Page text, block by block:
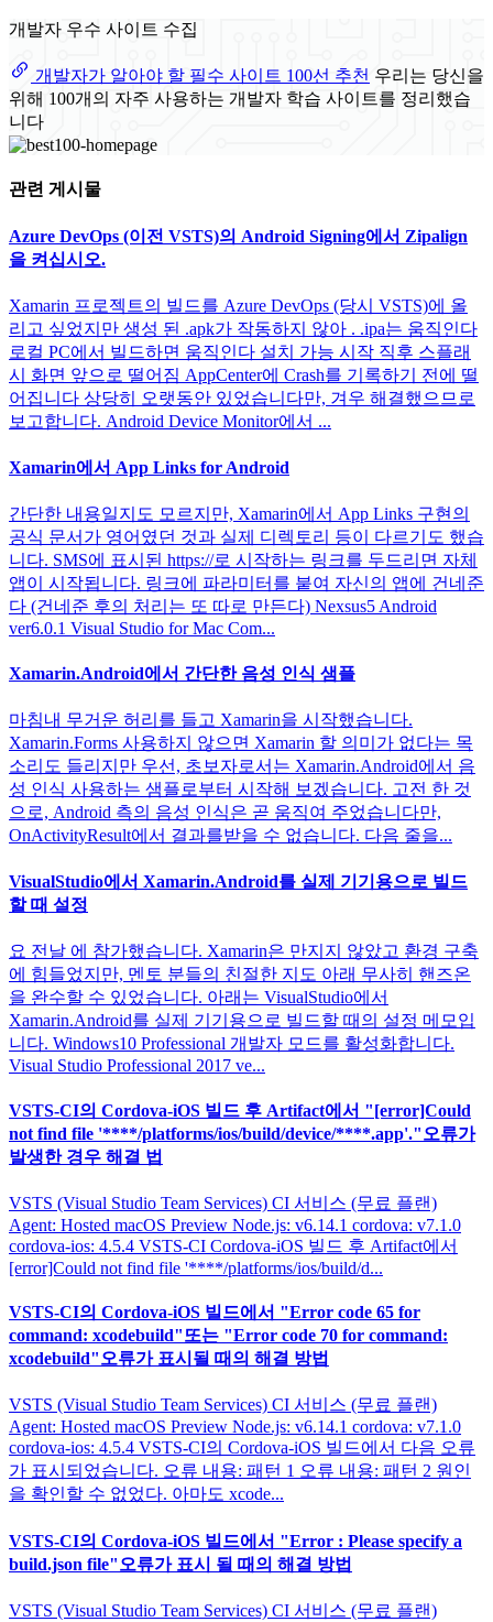
개발자 우수 사이트 수집
개발자가 알아야 할 필수 사이트 100선 추천 우리는 당신을
위해 100개의 자주 사용하는 개발자 학습 사이트를 정리했습
니다
관련 게시물
Azure DevOps (이전 VSTS)의 Android Signing에서 Zipalign
을 켜십시오.
Xamarin 프로젝트의 빌드를 Azure DevOps (당시 VSTS)에 올
리고 싶었지만 생성 된 .apk가 작동하지 않아 . .ipa는 움직인다
로컬 PC에서 빌드하면 움직인다 설치 가능 시작 직후 스플래
시 화면 앞으로 떨어짐 AppCenter에 Crash를 기록하기 전에 떨
어집니다 상당히 오랫동안 있었습니다만, 겨우 해결했으므로
보고합니다. Android Device Monitor에서 ...
Xamarin에서 App Links for Android
간단한 내용일지도 모르지만, Xamarin에서 App Links 구현의
공식 문서가 영어였던 것과 실제 디렉토리 등이 다르기도 했습
니다. SMS에 표시된 https://로 시작하는 링크를 두드리면 자체
앱이 시작됩니다. 링크에 파라미터를 붙여 자신의 앱에 건네준
다 (건네준 후의 처리는 또 따로 만든다) Nexsus5 Android
ver6.0.1 Visual Studio for Mac Com...
Xamarin.Android에서 간단한 음성 인식 샘플
마침내 무거운 허리를 들고 Xamarin을 시작했습니다.
Xamarin.Forms 사용하지 않으면 Xamarin 할 의미가 없다는 목
소리도 들리지만 우선, 초보자로서는 Xamarin.Android에서 음
성 인식 사용하는 샘플로부터 시작해 보겠습니다. 고전 한 것
으로, Android 측의 음성 인식은 곧 움직여 주었습니다만,
OnActivityResult에서 결과를받을 수 없습니다. 다음 줄을...
VisualStudio에서 Xamarin.Android를 실제 기기용으로 빌드
할 때 설정
요 전날 에 참가했습니다. Xamarin은 만지지 않았고 환경 구축
에 힘들었지만, 멘토 분들의 친절한 지도 아래 무사히 핸즈온
을 완수할 수 있었습니다. 아래는 VisualStudio에서
Xamarin.Android를 실제 기기용으로 빌드할 때의 설정 메모입
니다. Windows10 Professional 개발자 모드를 활성화합니다.
Visual Studio Professional 2017 ve...
VSTS-CI의 Cordova-iOS 빌드 후 Artifact에서 "[error]Could
not find file '****/platforms/ios/build/device/****.app'."오류가
발생한 경우 해결 법
VSTS (Visual Studio Team Services) CI 서비스 (무료 플랜)
Agent: Hosted macOS Preview Node.js: v6.14.1 cordova: v7.1.0
cordova-ios: 4.5.4 VSTS-CI Cordova-iOS 빌드 후 Artifact에서
[error]Could not find file '****/platforms/ios/build/d...
VSTS-CI의 Cordova-iOS 빌드에서 "Error code 65 for
command: xcodebuild"또는 "Error code 70 for command:
xcodebuild"오류가 표시될 때의 해결 방법
VSTS (Visual Studio Team Services) CI 서비스 (무료 플랜)
Agent: Hosted macOS Preview Node.js: v6.14.1 cordova: v7.1.0
cordova-ios: 4.5.4 VSTS-CI의 Cordova-iOS 빌드에서 다음 오류
가 표시되었습니다. 오류 내용: 패턴 1 오류 내용: 패턴 2 원인
을 확인할 수 없었다. 아마도 xcode...
VSTS-CI의 Cordova-iOS 빌드에서 "Error : Please specify a
build.json file"오류가 표시 될 때의 해결 방법
VSTS (Visual Studio Team Services) CI 서비스 (무료 플랜)